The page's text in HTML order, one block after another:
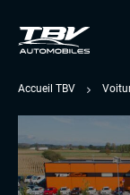
Accueil TBV